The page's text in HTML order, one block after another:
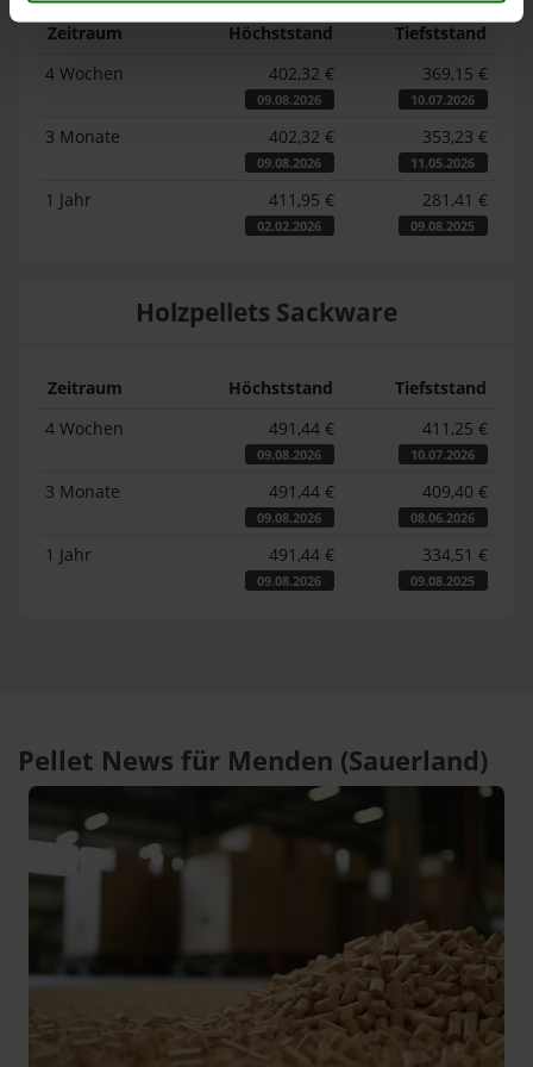
Zeitraum Höchststand
Tiefststand
4 Wochen
402,32 €
09.08.2026
369,15 €
10.07.2026
3 Monate 402,32 €
09.08.2026
353,23 €
11.05.2026
1 Jahr 411,95 €
02.02.2026
281,41 €
09.08.2025
Holzpellets Sackware
Zeitraum Höchststand
Tiefststand
4 Wochen
491,44 €
09.08.2026
411,25 €
10.07.2026
3 Monate 491,44 €
09.08.2026
409,40 €
08.06.2026
1 Jahr 491,44 €
09.08.2026
334,51 €
09.08.2025
Pellet News für Menden (Sauerland)